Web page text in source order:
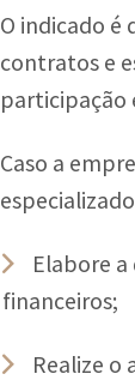
O indicado é
contratos e
participação
Caso a
Elabore
financeiros;
Realize o